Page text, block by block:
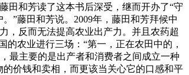
田和芳读了这本书后深受，继而开办了“守
”藤田和芳说。2009年，藤田和芳拜候中
，反而无法提高农业出产力。并且农药超
农业进行三场：“第一，正在农田中的，
最主要的是出产者和消费者之间成立一种
价钱和卖相，而更该当关心它的口感和平